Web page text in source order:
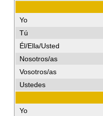
Yo
Tú
Él/Ella/Usted
Nosotros/as
Vosotros/as
Ustedes
Yo